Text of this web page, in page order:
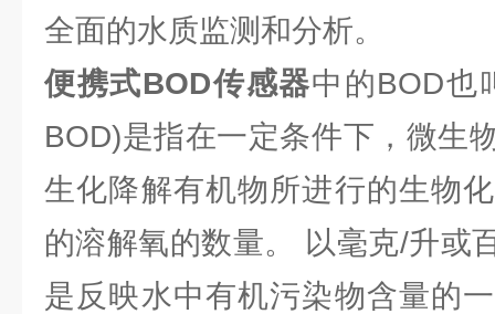
全面的水质监测和分析。
便携式BOD传感器中的BOD也
BOD)是指在一定条件下，微生
生化降解有机物所进行的生物
的溶解氧的数量。 以毫克/升或
是反映水中有机污染物含量的